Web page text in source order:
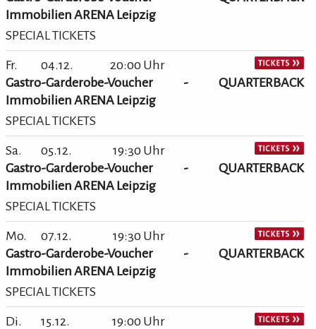
Immobilien ARENA Leipzig
SPECIAL TICKETS
Fr. 04.12.
20:00 Uhr
Gastro-Garderobe-Voucher - QUARTERBACK
Immobilien ARENA Leipzig
SPECIAL TICKETS
Sa. 05.12.
19:30 Uhr
Gastro-Garderobe-Voucher - QUARTERBACK
Immobilien ARENA Leipzig
SPECIAL TICKETS
Mo. 07.12.
19:30 Uhr
Gastro-Garderobe-Voucher - QUARTERBACK
Immobilien ARENA Leipzig
SPECIAL TICKETS
Di. 15.12.
19:00 Uhr